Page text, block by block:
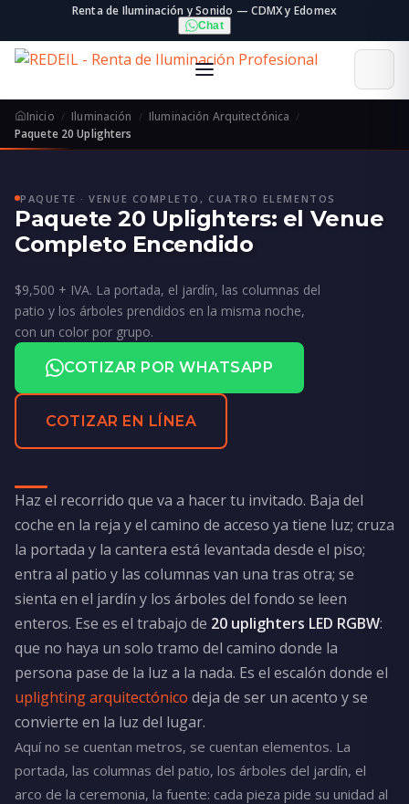
Renta de Iluminación y Sonido — CDMX y Edomex
Chat
Inicio Iluminación
Iluminación Arquitectónica
Paquete 20 Uplighters
PAQUETE · VENUE COMPLETO, CUATRO ELEMENTOS
Paquete 20 Uplighters: el Venue
Completo Encendido
$9,500 + IVA. La portada, el jardín, las columnas del
patio y los árboles prendidos en la misma noche,
con un color por grupo.
COTIZAR POR WHATSAPP
COTIZAR EN LÍNEA
Haz el recorrido que va a hacer tu invitado. Baja del
coche en la reja y el camino de acceso ya tiene luz; cruza
la portada y la cantera está levantada desde el piso;
entra al patio y las columnas van una tras otra; se
sienta en el jardín y los árboles del fondo se leen
enteros. Ese es el trabajo de 20 uplighters LED RGBW:
que no haya un solo tramo del camino donde la
persona pase de la luz a la nada. Es el escalón donde el
uplighting arquitectónico deja de ser un acento y se
convierte en la luz del lugar.
Aquí no se cuentan metros, se cuentan elementos. La
portada, las columnas del patio, los árboles del jardín, el
arco de la ceremonia, la fuente: cada pieza pide su unidad al